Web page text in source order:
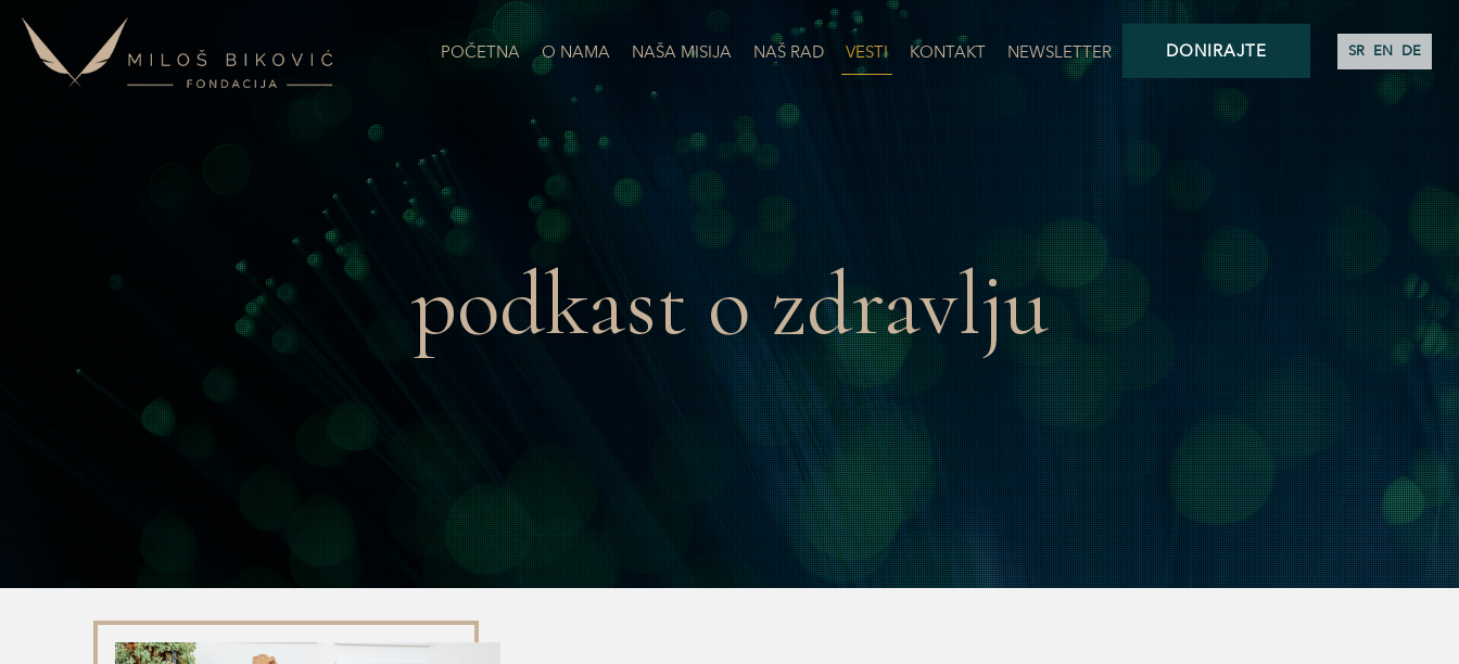
POČETNA O NAMA NAŠA MISIJA NAŠ RAD VESTI KONTAKT NEWSLETTER DONIRAJTE SR EN DE
podkast o zdravlju